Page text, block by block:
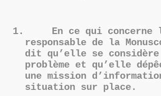
1.
En ce qui
responsable de la
dit qu’elle se
problème et qu’elle
une mission
situation sur place.